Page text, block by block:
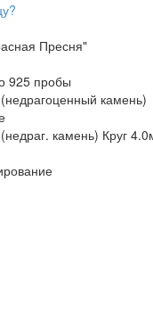
Пресня"
925 пробы
камень)
камень) Круг